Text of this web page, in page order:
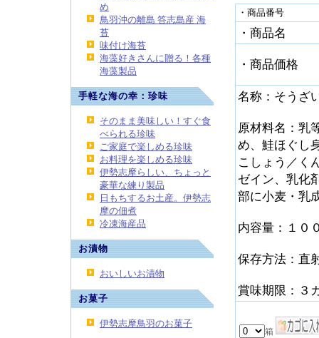
め
鳥羽沖の離島 答志島産 海
苔
味付け海苔
海藻好きさんに贈る！各種
海藻製品
手軽な海の幸：珍味
そのまま美味しい！すぐ食
べられる珍味
ご家庭で楽しめる珍味
お料理を楽しめる珍味
伊勢志摩らしい、ちょっと
豪華な練り製品
日もちするお土産。伊勢志
摩の佃煮
冷凍海産品
お漬物
おいしいお漬物
お菓子
伊勢志摩鳥羽のお菓子
・商品番号
・商品名
・商品価格
名称：そうざ
原材料名：乳
め、鮭ほぐし
こしょう／く
ゼイン、乳化
部に小麦・乳
内容量：１０
保存方法：直
賞味期限：３